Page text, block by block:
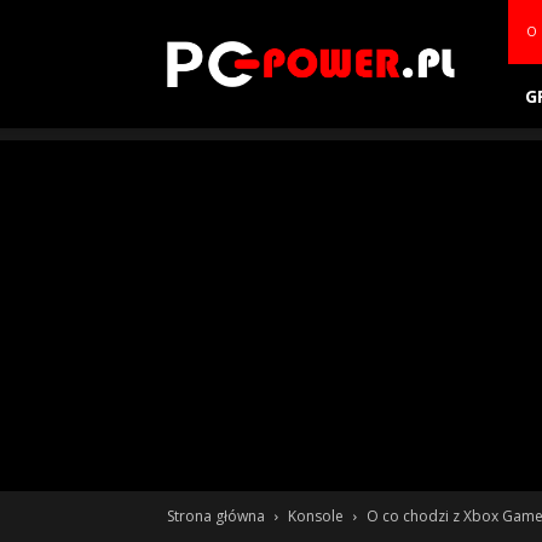
power.pl
O
Strona główna Konsole O co chodzi z Xbox